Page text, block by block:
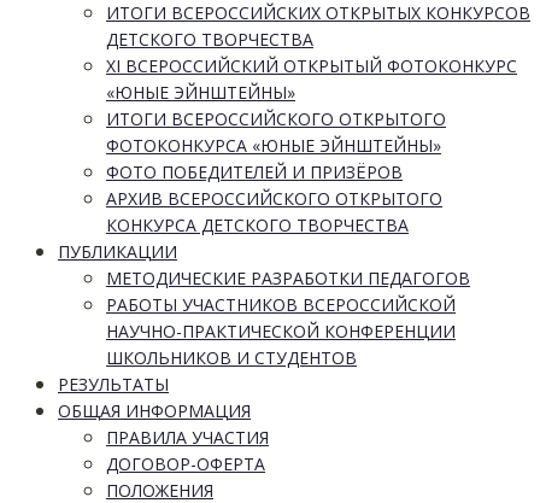
ИТОГИ ВСЕРОССИЙСКИХ ОТКРЫТЫХ КОНКУРСОВ
ДЕТСКОГО ТВОРЧЕСТВА
XI ВСЕРОССИЙСКИЙ ОТКРЫТЫЙ ФОТОКОНКУРС
«ЮНЫЕ ЭЙНШТЕЙНЫ»
ИТОГИ ВСЕРОССИЙСКОГО ОТКРЫТОГО
ФОТОКОНКУРСА «ЮНЫЕ ЭЙНШТЕЙНЫ»
ФОТО ПОБЕДИТЕЛЕЙ И ПРИЗЁРОВ
АРХИВ ВСЕРОССИЙСКОГО ОТКРЫТОГО
КОНКУРСА ДЕТСКОГО ТВОРЧЕСТВА
ПУБЛИКАЦИИ
МЕТОДИЧЕСКИЕ РАЗРАБОТКИ ПЕДАГОГОВ
РАБОТЫ УЧАСТНИКОВ ВСЕРОССИЙСКОЙ
НАУЧНО-ПРАКТИЧЕСКОЙ КОНФЕРЕНЦИИ
ШКОЛЬНИКОВ И СТУДЕНТОВ
РЕЗУЛЬТАТЫ
ОБЩАЯ ИНФОРМАЦИЯ
ПРАВИЛА УЧАСТИЯ
ДОГОВОР-ОФЕРТА
ПОЛОЖЕНИЯ